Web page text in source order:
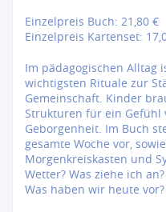
Einzelpreis Buch: 21,80 €
Einzelpreis Kartenset:
Im pädagogischen Alltag
wichtigsten Rituale zur
Gemeinschaft. Kinder
Strukturen für ein Gefühl
Geborgenheit. Im Buch
gesamte Woche vor,
Morgenkreiskasten und
Wetter? Was ziehe ich
Was haben wir heute vor?